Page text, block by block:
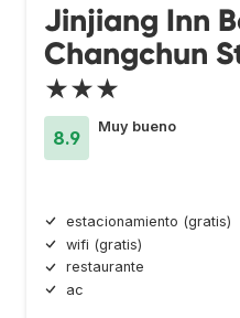
Jinjiang Inn
Changchun
★★★
8.9
Muy bueno
estacionamiento (gratis)
wifi (gratis)
restaurante
ac